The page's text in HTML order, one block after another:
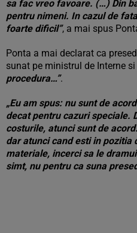
sa fac vreo favoare. (…) Din
pentru nimeni. In cazul de
foarte dificil”, a mai spus
Ponta a mai declarat ca
sunat pe ministrul de Interne si
procedura…”.
„Eu am spus: nu sunt de
decat pentru cazuri speciale.
costurile, atunci sunt de
dar atunci cand esti in pozitia
materiale, incerci sa le
simt, nu pentru ca suna